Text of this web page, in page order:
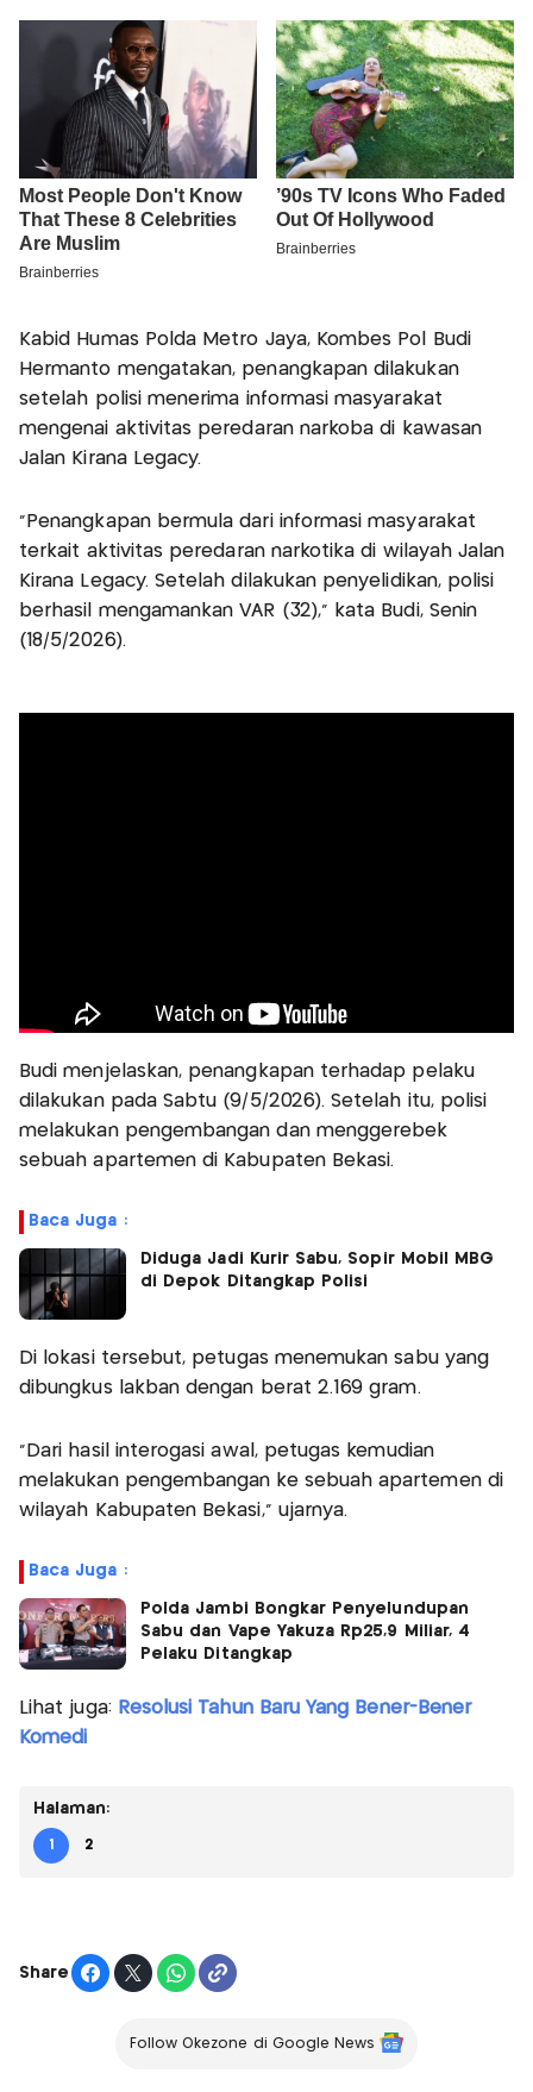
Kabid Humas Polda Metro Jaya, Kombes Pol Budi
Hermanto mengatakan, penangkapan dilakukan
setelah polisi menerima informasi masyarakat
mengenai aktivitas peredaran narkoba di kawasan
Jalan Kirana Legacy.
“Penangkapan bermula dari informasi masyarakat
terkait aktivitas peredaran narkotika di wilayah Jalan
Kirana Legacy. Setelah dilakukan penyelidikan, polisi
berhasil mengamankan VAR (32),” kata Budi, Senin
(18/5/2026).
Budi menjelaskan, penangkapan terhadap pelaku
dilakukan pada Sabtu (9/5/2026). Setelah itu, polisi
melakukan pengembangan dan menggerebek
sebuah apartemen di Kabupaten Bekasi.
Baca Juga :
Diduga Jadi Kurir Sabu, Sopir Mobil MBG
di Depok Ditangkap Polisi
Di lokasi tersebut, petugas menemukan sabu yang
dibungkus lakban dengan berat 2.169 gram.
“Dari hasil interogasi awal, petugas kemudian
melakukan pengembangan ke sebuah apartemen di
wilayah Kabupaten Bekasi,” ujarnya.
Baca Juga :
Polda Jambi Bongkar Penyelundupan
Sabu dan Vape Yakuza Rp25,9 Miliar, 4
Pelaku Ditangkap
Lihat juga: Resolusi Tahun Baru Yang Bener-Bener
Komedi
Halaman:
1 2
Share
Follow Okezone di Google News